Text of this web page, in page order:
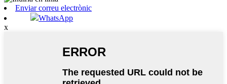
Enviar correu electrònic
WhatsApp
x